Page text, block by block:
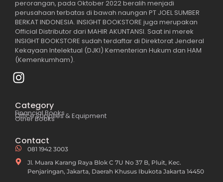
perorangan, pada Oktober 2022 beralih menjadi
perusahaan terbatas di bawah naungan PT JOEL SUMBER
BERKAT INDONESIA. INSIGHT BOOKSTORE juga merupakan
Official Distributor dari MAHIR AKUNTANSI. Saat ini merek
INSIGHT BOOKSTORE sudah terdaftar di Direktorat Jenderal
Kekayaan Intelektual (DJKI) Kementerian Hukum dan HAM
(Kemenkumham).
Category
Financial Books
Office Supplies & Equipment
Other Books
Contact
081 1942 3003
Jl. Muara Karang Raya Blok C 7U No 37 B, Pluit, Kec.
Penjaringan, Jakarta, Daerah Khusus Ibukota Jakarta 14450